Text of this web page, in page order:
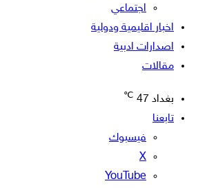
اجتماعي
اخبار اقليمية ودولية
اصدارات ادبية
مقالات
بغداد 47
℃
تابعنا
فيسبوك
‫X
‫YouTube